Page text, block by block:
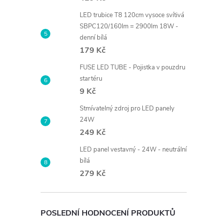
LED trubice T8 120cm vysoce svítivá
SBPC120/160lm = 2900lm 18W -
denní bílá
179 Kč
FUSE LED TUBE - Pojistka v pouzdru
startéru
9 Kč
Stmívatelný zdroj pro LED panely
24W
249 Kč
LED panel vestavný - 24W - neutrální
bílá
279 Kč
POSLEDNÍ HODNOCENÍ PRODUKTŮ